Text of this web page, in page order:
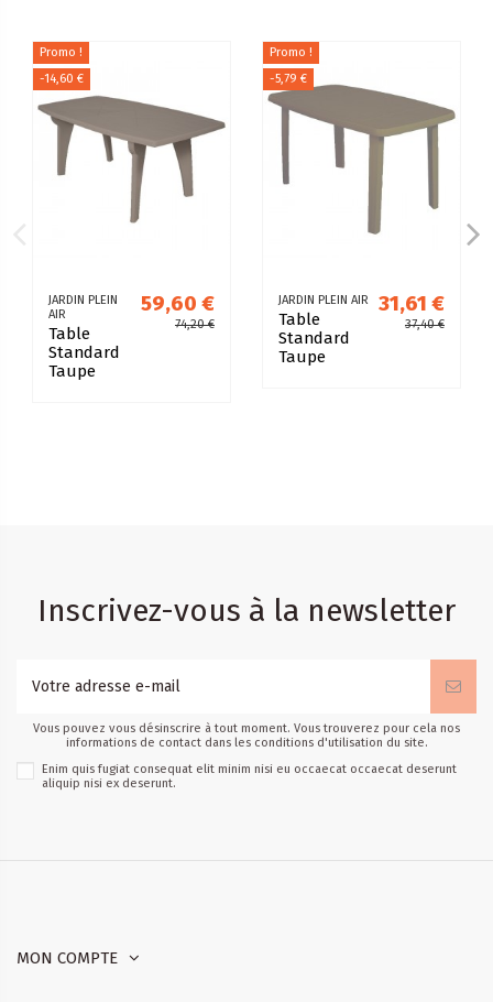
Promo !
-14,60 €
JARDIN PLEIN
AIR
Table
Standard
Taupe
59,60 €
74,20 €
Promo !
-5,79 €
JARDIN PLEIN AIR
Table
Standard
Taupe
31,61 €
37,40 €
Inscrivez-vous à la newsletter
Vous pouvez vous désinscrire à tout moment. Vous trouverez pour cela nos
informations de contact dans les conditions d'utilisation du site.
Enim quis fugiat consequat elit minim nisi eu occaecat occaecat deserunt
aliquip nisi ex deserunt.
MON COMPTE